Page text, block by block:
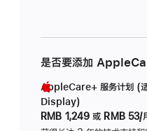
是否要添加
AppleCare+ 服务计划 (
Display)
RMB 1,249 或 RMB 53/